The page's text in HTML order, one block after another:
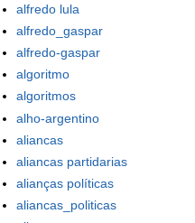
alfredo lula
alfredo_gaspar
alfredo-gaspar
algoritmo
algoritmos
alho-argentino
aliancas
aliancas partidarias
alianças políticas
aliancas_politicas